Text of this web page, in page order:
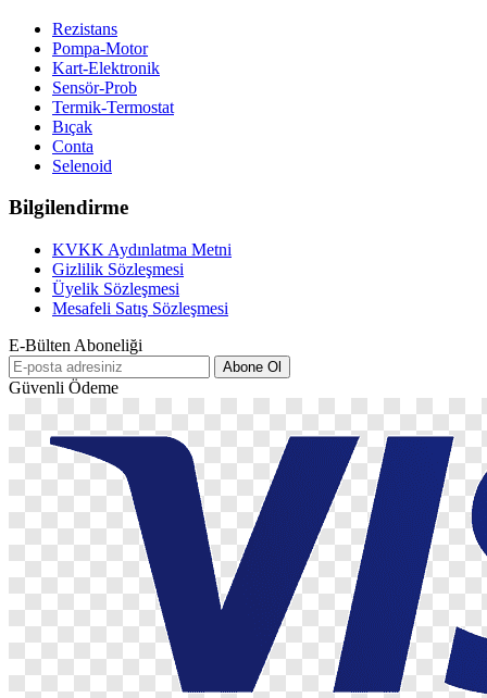
Rezistans
Pompa-Motor
Kart-Elektronik
Sensör-Prob
Termik-Termostat
Bıçak
Conta
Selenoid
Bilgilendirme
KVKK Aydınlatma Metni
Gizlilik Sözleşmesi
Üyelik Sözleşmesi
Mesafeli Satış Sözleşmesi
E-Bülten Aboneliği
Abone Ol
Güvenli Ödeme